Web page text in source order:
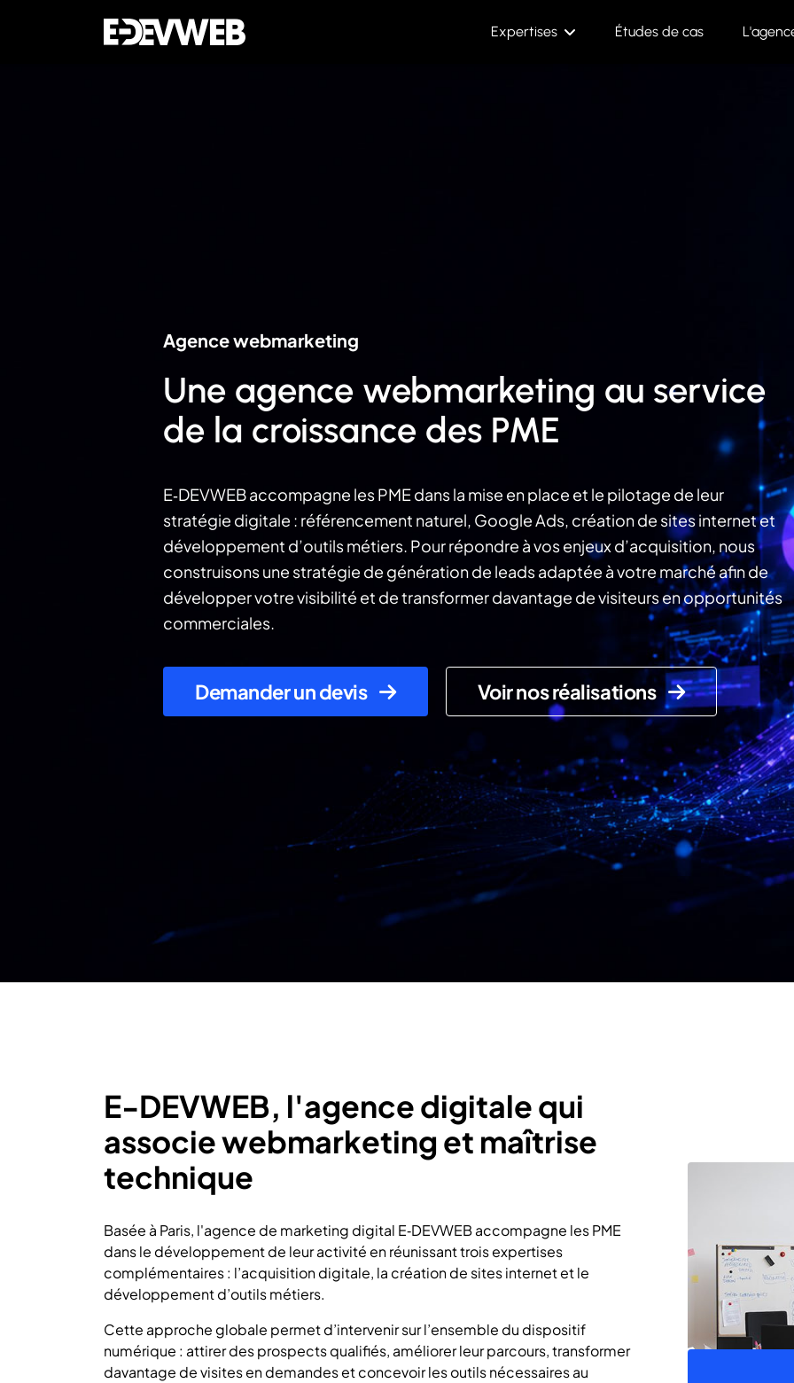
Expertises Études de cas
Agence webmarketing
Une agence webmarketing au service
de la croissance des PME
E‑DEVWEB accompagne les PME dans la mise en place et le pilotage de leur
stratégie digitale : référencement naturel, Google Ads, création de sites internet et
développement d’outils métiers. Pour répondre à vos enjeux d’acquisition, nous
construisons une stratégie de génération de leads adaptée à votre marché afin de
développer votre visibilité et de transformer davantage de visiteurs en opportunités
commerciales.
Demander un devis Voir nos réalisations
E-DEVWEB, l'agence digitale qui
associe webmarketing et maîtrise
technique
Basée à Paris, l'agence de marketing digital E‑DEVWEB accompagne les PME
dans le développement de leur activité en réunissant trois expertises
complémentaires : l’acquisition digitale, la création de sites internet et le
développement d’outils métiers.
Cette approche globale permet d’intervenir sur l’ensemble du dispositif
numérique : attirer des prospects qualifiés, améliorer leur parcours, transformer
davantage de visites en demandes et concevoir les outils nécessaires au